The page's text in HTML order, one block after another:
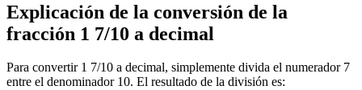
Explicación de la conversión de la
fracción 1 7/10 a decimal
Para convertir 1 7/10 a decimal, simplemente divida el numerador 7
entre el denominador 10. El resultado de la división es: